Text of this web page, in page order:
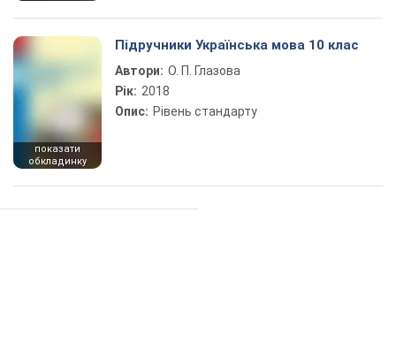
показати
обкладинку
Підручники Українська мова 10 клас
Автори: О. П. Глазова
Рік: 2018
Опис: Рівень стандарту